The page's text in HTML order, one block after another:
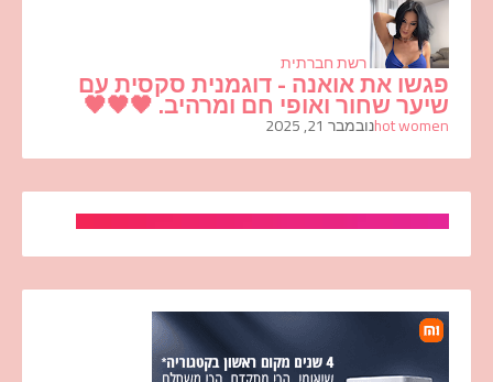
רשת חברתית
פגשו את אואנה - דוגמנית סקסית עם
שיער שחור ואופי חם ומרהיב. 🖤🖤🖤
hot womenנובמבר 21, 2025